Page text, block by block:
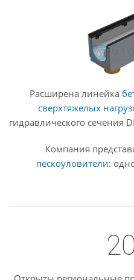
Расширена линейка
сверхтяжелых
гидравлического сечения
Компания
пескоуловители: